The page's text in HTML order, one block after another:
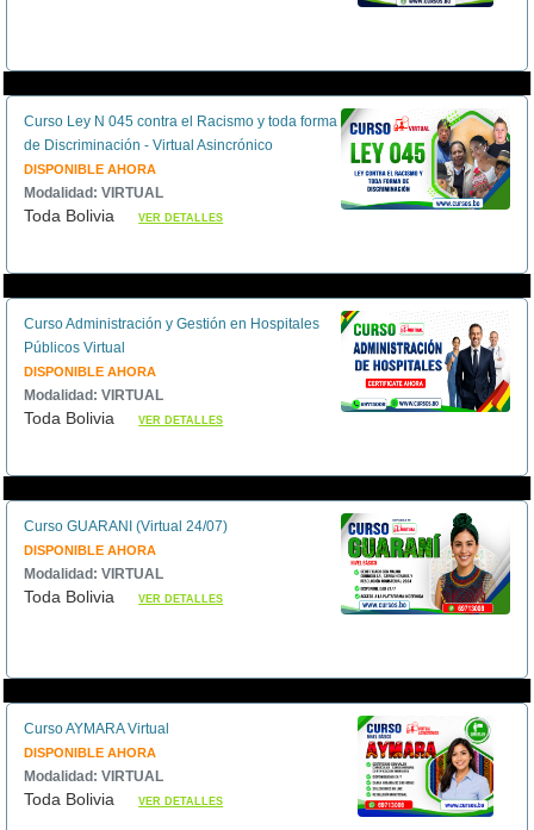
Curso Ley N 045 contra el Racismo y toda forma
de Discriminación - Virtual Asincrónico
DISPONIBLE AHORA
Modalidad: VIRTUAL
Toda BoliviaVER DETALLES
Curso Administración y Gestión en Hospitales
Públicos Virtual
DISPONIBLE AHORA
Modalidad: VIRTUAL
Toda BoliviaVER DETALLES
Curso GUARANI (Virtual 24/07)
DISPONIBLE AHORA
Modalidad: VIRTUAL
Toda BoliviaVER DETALLES
Curso AYMARA Virtual
DISPONIBLE AHORA
Modalidad: VIRTUAL
Toda BoliviaVER DETALLES